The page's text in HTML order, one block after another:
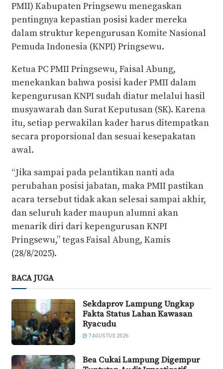
PMII) Kabupaten Pringsewu menegaskan
pentingnya kepastian posisi kader mereka
dalam struktur kepengurusan Komite Nasional
Pemuda Indonesia (KNPI) Pringsewu.
Ketua PC PMII Pringsewu, Faisal Abung,
menekankan bahwa posisi kader PMII dalam
kepengurusan KNPI sudah diatur melalui hasil
musyawarah dan Surat Keputusan (SK). Karena
itu, setiap perwakilan kader harus ditempatkan
secara proporsional dan sesuai kesepakatan
awal.
“Jika sampai pada pelantikan nanti ada
perubahan posisi jabatan, maka PMII pastikan
acara tersebut tidak akan selesai sampai akhir,
dan seluruh kader maupun alumni akan
menarik diri dari kepengurusan KNPI
Pringsewu,” tegas Faisal Abung, Kamis
(28/8/2025).
BACA JUGA
Sekdaprov Lampung Ungkap
Fakta Status Lahan Kawasan
Ryacudu
7 AGUSTUS 2026
Bea Cukai Lampung Digempur